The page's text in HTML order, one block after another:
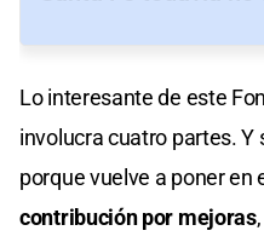
Lo interesante de este
involucra cuatro partes. Y
porque vuelve a poner en
contribución por mejoras